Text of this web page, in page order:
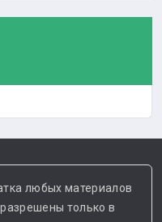
любых материалов
только в